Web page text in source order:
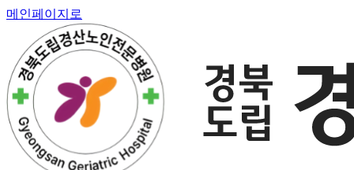
메인페이지로